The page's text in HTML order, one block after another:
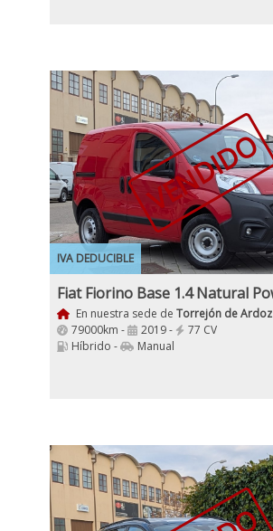
IVA DEDUCIBLE
VENDIDO
En nuestra sede de Torrejón de Ardoz
79000km -
2019 -
77 CV
Híbrido -
Manual